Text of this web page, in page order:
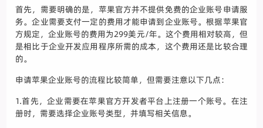
首先，需要明确的是，苹果官方并不提供免费的企业账号申请服
务。企业需要支付一定的费用才能申请到企业账号。根据苹果官
方规定，企业账号的费用为299美元/年。这个费用相对较高，但
是相比于企业开发应用程序所需的成本，这个费用还是比较合理
的。
申请苹果企业账号的流程比较简单，但需要注意以下几点：
1.首先，企业需要在苹果官方开发者平台上注册一个账号。在注
册时，需要选择企业账号类型，并填写相关信息。